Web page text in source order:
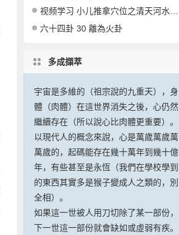
视频学习 小儿推拿穴位之清天河水的准确定位和操作
六十四卦 30 離為火卦
多成擷萃
宇宙是多維的（祖宗說的九重天），身
體（肉體）在這世界消失之後，心仍然
繼續存在（所以說心比肉體更重要）。
以現代人的概念來說，心是萬歲萬歲萬
萬歲的，起碼能存在幾十萬年到幾十億
年，有些甚至是永恆（我們在學校學到
的東西其實多是猴子變成人之類的，別
全相）。
如果這一世被人用刀切除了某一部份，
下一世這一部份就會缺如或虛弱有疾。